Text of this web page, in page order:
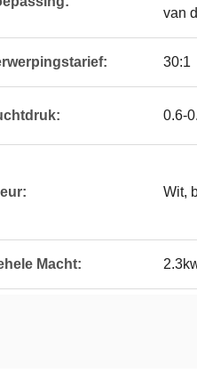
van
30:1
0.6-
Wit,
Macht: